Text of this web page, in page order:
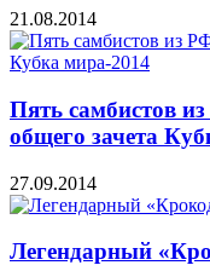
21.08.2014
Пять самбистов
общего зачета
27.09.2014
Легендарный